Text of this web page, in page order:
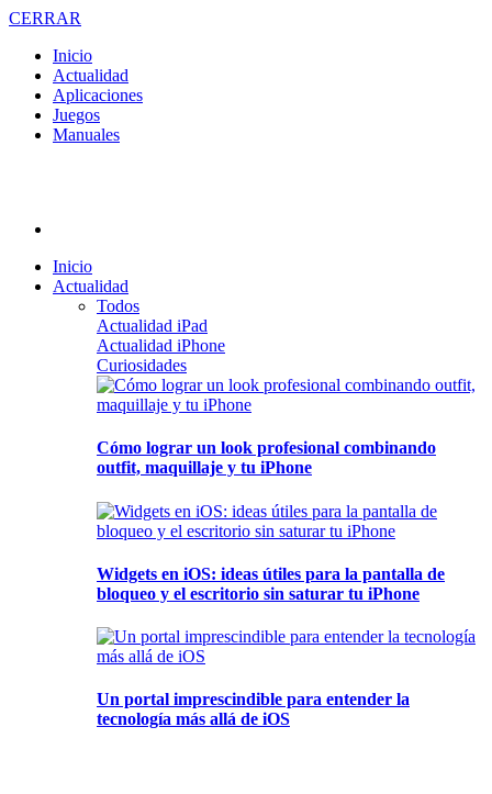
CERRAR
Inicio
Actualidad
Aplicaciones
Juegos
Manuales
Inicio
Actualidad
Todos
Actualidad iPad
Actualidad iPhone
Curiosidades
Cómo lograr un look profesional combinando
outfit, maquillaje y tu iPhone
Widgets en iOS: ideas útiles para la pantalla de
bloqueo y el escritorio sin saturar tu iPhone
Un portal imprescindible para entender la
tecnología más allá de iOS